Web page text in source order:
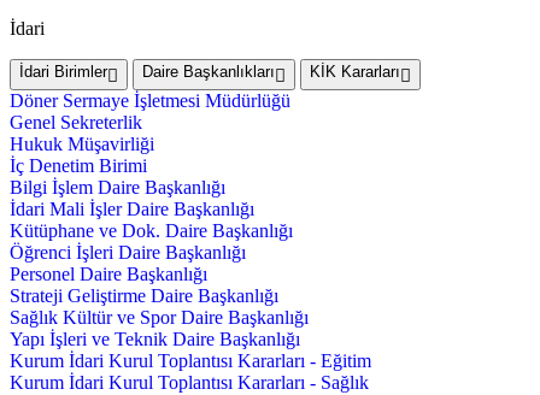
İdari
İdari Birimler Daire Başkanlıkları KİK Kararları
Döner Sermaye İşletmesi Müdürlüğü
Genel Sekreterlik
Hukuk Müşavirliği
İç Denetim Birimi
Bilgi İşlem Daire Başkanlığı
İdari Mali İşler Daire Başkanlığı
Kütüphane ve Dok. Daire Başkanlığı
Öğrenci İşleri Daire Başkanlığı
Personel Daire Başkanlığı
Strateji Geliştirme Daire Başkanlığı
Sağlık Kültür ve Spor Daire Başkanlığı
Yapı İşleri ve Teknik Daire Başkanlığı
Kurum İdari Kurul Toplantısı Kararları - Eğitim
Kurum İdari Kurul Toplantısı Kararları - Sağlık